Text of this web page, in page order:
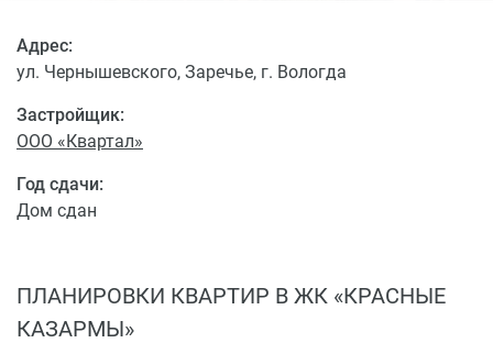
Застройщик:
ООО «Квартал»
Адрес:
ул. Чернышевского, Заречье, г. Вологда
Год сдачи:
Дом сдан
ПЛАНИРОВКИ КВАРТИР В ЖК «КРАСНЫЕ
КАЗАРМЫ»